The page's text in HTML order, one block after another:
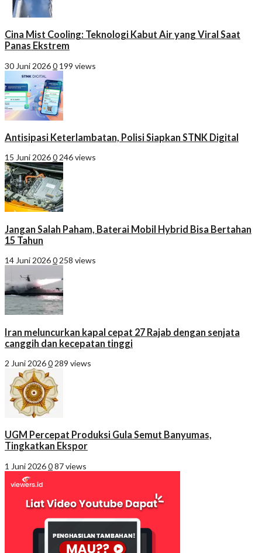
Cina Mist Cooling: Teknologi Kabut Air yang Viral Saat
Panas Ekstrem
30 Juni 20260 199 views
Antisipasi Keterlambatan, Polisi Siapkan STNK Digital
15 Juni 20260246 views
Jangan Salah Paham, Baterai Mobil Hybrid Bisa Bertahan
15 Tahun
14 Juni 20260 258 views
Iran meluncurkan kapal cepat 27 Rajab dengan senjata
canggih dan kecepatan tinggi
2 Juni 20260 289 views
UGM Percepat Produksi Gula Semut Banyumas,
Tingkatkan Ekspor
1 Juni 2026087 views